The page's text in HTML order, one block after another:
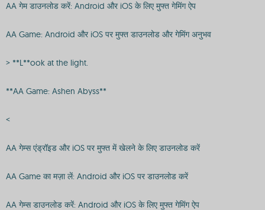
AA गेम डाउनलोड करें: Android और iOS के लिए मुफ्त गेमिंग ऐप
AA Game: Android और iOS पर मुफ्त डाउनलोड और गेमिंग अनुभव
> **L**ook at the light.
**AA Game: Ashen Abyss**
<
AA गेम्स एंड्रॉइड और iOS पर मुफ्त में खेलने के लिए डाउनलोड करें
AA Game का मज़ा लें: Android और iOS पर डाउनलोड करें
AA गेम्स डाउनलोड करें: Android और iOS के लिए मुफ्त गेमिंग ऐप